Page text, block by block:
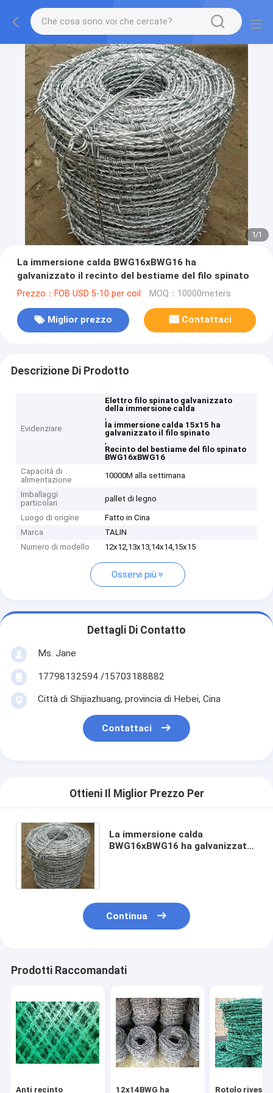
1/1
La immersione calda BWG16xBWG16 ha
galvanizzato il recinto del bestiame del filo spinato
Prezzo：FOB USD 5-10 per coil MOQ：10000meters
Miglior prezzo Contattaci
Descrizione Di Prodotto
Evidenziare
Elettro filo spinato galvanizzato
della immersione calda
,
la immersione calda 15x15 ha
galvanizzato il filo spinato
,
Recinto del bestiame del filo spinato
BWG16xBWG16
Capacità di
alimentazione
10000M alla settimana
Imballaggi
particolari
pallet di legno
Luogo di origine
Fatto in Cina
Marca
TALIN
Numero di modello
12x12,13x13,14x14,15x15
Osservi più
Dettagli Di Contatto
Ms. Jane
17798132594 /15703188882
Città di Shijiazhuang, provincia di Hebei, Cina
Contattaci
Ottieni Il Miglior Prezzo Per
La immersione calda
BWG16xBWG16 ha galvanizzato
Continua
Prodotti Raccomandati
Anti recinto 12x14BWG ha Rotolo